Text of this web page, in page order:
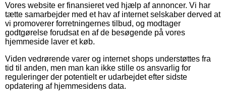
Vores website er finansieret ved hjælp af annoncer. Vi har
tætte samarbejder med et hav af internet selskaber derved at
vi promoverer forretningernes tilbud, og modtager
godtgørelse forudsat en af de besøgende på vores
hjemmeside laver et køb.
Viden vedrørende varer og internet shops understøttes fra
tid til anden, men man kan ikke stille os ansvarlig for
reguleringer der potentielt er udarbejdet efter sidste
opdatering af hjemmesidens data.